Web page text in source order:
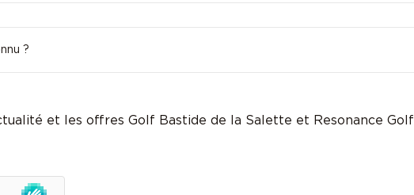
et les offres Golf Bastide de la Salette et Resonance Golf